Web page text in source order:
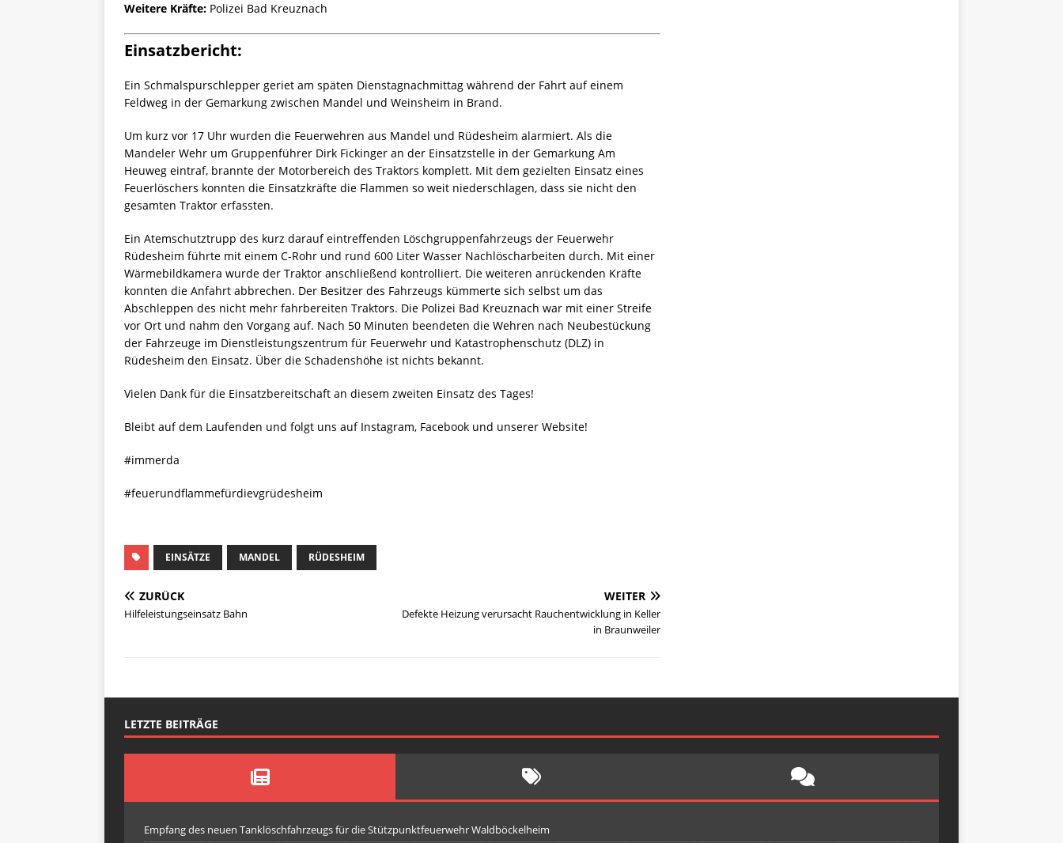
Weitere Kräfte: Polizei Bad Kreuznach
Einsatzbericht:
Ein Schmalspurschlepper geriet am späten Dienstagnachmittag während der Fahrt auf einem
Feldweg in der Gemarkung zwischen Mandel und Weinsheim in Brand.
Um kurz vor 17 Uhr wurden die Feuerwehren aus Mandel und Rüdesheim alarmiert. Als die
Mandeler Wehr um Gruppenführer Dirk Fickinger an der Einsatzstelle in der Gemarkung Am
Heuweg eintraf, brannte der Motorbereich des Traktors komplett. Mit dem gezielten Einsatz eines
Feuerlöschers konnten die Einsatzkräfte die Flammen so weit niederschlagen, dass sie nicht den
gesamten Traktor erfassten.
Ein Atemschutztrupp des kurz darauf eintreffenden Löschgruppenfahrzeugs der Feuerwehr
Rüdesheim führte mit einem C-Rohr und rund 600 Liter Wasser Nachlöscharbeiten durch. Mit einer
Wärmebildkamera wurde der Traktor anschließend kontrolliert. Die weiteren anrückenden Kräfte
konnten die Anfahrt abbrechen. Der Besitzer des Fahrzeugs kümmerte sich selbst um das
Abschleppen des nicht mehr fahrbereiten Traktors. Die Polizei Bad Kreuznach war mit einer Streife
vor Ort und nahm den Vorgang auf. Nach 50 Minuten beendeten die Wehren nach Neubestückung
der Fahrzeuge im Dienstleistungszentrum für Feuerwehr und Katastrophenschutz (DLZ) in
Rüdesheim den Einsatz. Über die Schadenshöhe ist nichts bekannt.
Vielen Dank für die Einsatzbereitschaft an diesem zweiten Einsatz des Tages!
Bleibt auf dem Laufenden und folgt uns auf Instagram, Facebook und unserer Website!
#immerda
#feuerundflammefürdievgrüdesheim
EINSÄTZE MANDEL RÜDESHEIM
ZURÜCK
Hilfeleistungseinsatz Bahn
WEITER
Defekte Heizung verursacht Rauchentwicklung in Keller
in Braunweiler
LETZTE BEITRÄGE
Empfang des neuen Tanklöschfahrzeugs für die Stützpunktfeuerwehr Waldböckelheim